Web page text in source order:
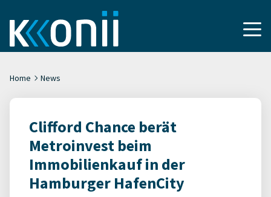
Home News
Clifford Chance berät
Metroinvest beim
Immobilienkauf in der
Hamburger HafenCity